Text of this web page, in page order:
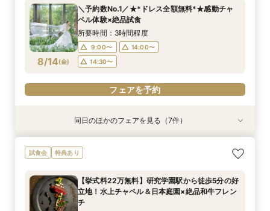
8/13(木)
写真などおふたりの希望をじっくり伺い専属プラ
ンナーがご提案♪
所要時間：3時間程度
14:30〜
フェアを予約
8/13(木)
9:00〜
14:00〜
18:00〜
フェアを予約
8/13(木)
9:00〜
14:00〜
14:30〜
フェアを予約
8/13(木)
9:00〜
14:00〜
14:30〜
18:00〜
フェアを予約
8/13(木)
9:00〜
14:00〜
14:30〜
フェアを予約
8/13(木)
9:00〜
14:00〜
14:30〜
フェアを予約
8/14(金)
＼予約数No.1／★*ドレス全額無料*★感動チャ
ペル体験×絶品試食
所要時間：3時間程度
9:00〜
14:00〜
14:30〜
フェアを予約
特典あり
8/14(金)
*＊美食堪能フェア＊*贅沢和フレンチ無料試食×
四季の彩る全館見学&貸切邸宅ツアー♪
12:00〜
13:00〜
特典あり
8/14(金)
【和婚をお考えの方へ】1stステップ相談会◎挙
式会場見学&「和」の演出体験♪常陸牛と旬のお魚
写真などおふたりの希望をじっくり伺い専属プラ
ンナーがご提案♪
所要時間：3時間程度
8/14(金)
【タイパ重視！60分で完結◎】会場案内＆相談
会
9:00〜
14:00〜
特典あり
8/14(金)
【6名～30名の少人数婚】挙式＆会食Newプラ
ン誕生！無料試食付
9:00〜
14:00〜
8/14(金)
【2件目以降に】ふたりの悩みを解消！徹底比較
相談会
9:00〜
14:00〜
特典あり
8/14(金)
【1件目がお得】1stステップ相談&試食×予算相談
*ギフト券プレゼント
9:00〜
14:00〜
特典あり
8/14(金)
＼茨城人気3会場一気に見学！／憧れ花嫁体験×
贅沢フィレ試食◎
9:00〜
14:00〜
同日のほかのフェアを見る（7件）
試食会 特典あり
【挙式料22万無料】研究学園駅から徒歩5分の好
立地！水上チャペル＆日本庭園×絶品和牛フレン
チ